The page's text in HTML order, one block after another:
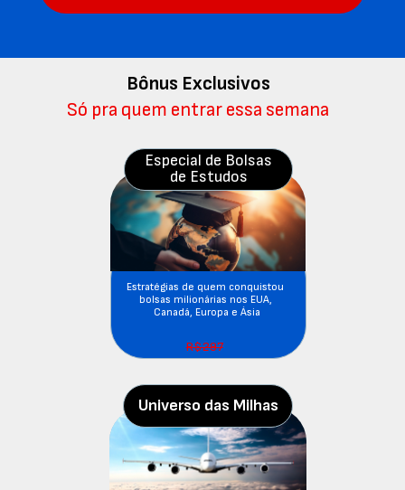
Bônus Exclusivos
Só pra quem entrar essa semana
Especial de Bolsas
de Estudos
Universo das Milhas
Estratégias de quem conquistou
bolsas milionárias nos EUA,
Canadá, Europa e Ásia
R$297